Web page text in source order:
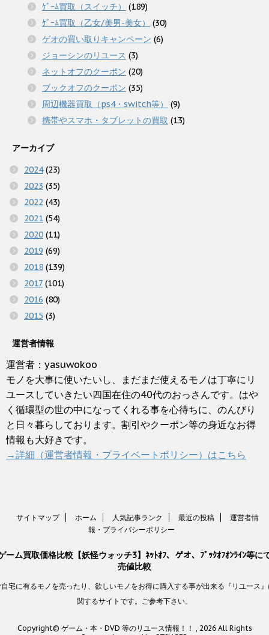
ｹﾞｰﾑ買取（スイッチ）
(189)
ｹﾞｰﾑ買取（乙女/美男-美女）
(30)
ゲオの買い取りキャンペーン (6)
ジョーシンのリユース (3)
ネットオフのクーポン (20)
ブックオフのクーポン (35)
周辺機器買取（ps4・switch等）
(9)
携帯やスマホ・タブレットの買取 (13)
アーカイブ
2024(23)
2023 (35)
2022 (43)
2021 (54)
2020 (11)
2019 (69)
2018 (139)
2017 (101)
2016 (80)
2015 (3)
運営者情報
運営者：yasuwokoo
モノを大事に使いたいし、まだまだ使えるモノは丁寧にリ
ユースしていきたい四国在住の40代のおっさんです。はや
く循環型の世の中になってくれる事を心待ちに、のんびり
と日々暮らしております。割引やクーポン等の身近なお得
情報も大好きです。
→詳細（運営者情報・プライベートポリシー）はこちら
サイトマップ ホーム 人気記事ランク 最近の投稿
運営者情
報・プライバシーポリシー
ーム買取価格比較【妖怪ウォッチ3】ﾈｯﾄｵﾌ、ゲオ、ﾌﾞｯｸｵﾌｵﾝﾗｲﾝ等に
売値比較
宅に有るモノを売ったり、欲しいモノをお得に購入する事が出来る『リユース
関するサイトです。ご参考下さい。
Copyright© ゲーム・本・DVD 等のリユース情報！！ , 2026 All Rights